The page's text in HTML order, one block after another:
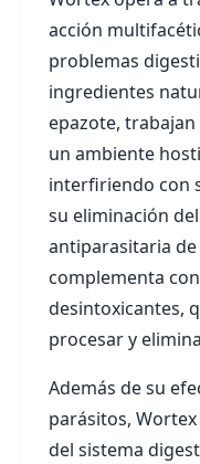
acción
problemas
ingredientes
epazote,
un ambiente
interfiriendo con
su eliminación
antiparasitaria
complementa
desintoxicantes,
procesar y
Además de su
parásitos,
del sistema